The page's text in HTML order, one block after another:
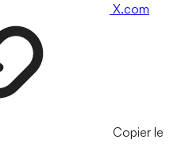
X.com
Copier le